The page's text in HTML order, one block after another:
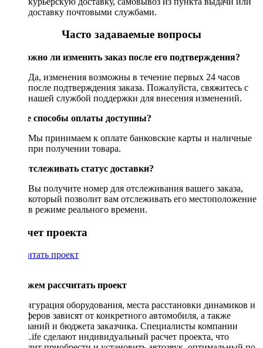
доставку почтовыми службами.
Часто задаваемые вопросы
Возможно ли изменить заказ после его подтверждения?
Да, изменения возможны в течение первых 24 часов
после подтверждения заказа. Пожалуйста, свяжитесь с
нашей службой поддержки для внесения изменений.
Какие способы оплаты доступны?
Мы принимаем к оплате банковские карты и наличные
при получении товара.
Как отслеживать статус доставки?
Вы получите номер для отслеживания вашего заказа,
который позволит вам отслеживать его местоположение
в режиме реального времени.
Рассчет проекта
Рассчитать проект
Поможем рассчитать проект
Конфигурация оборудования, места расстановки динамиков и
сабвуферов зависят от конкретного автомобиля, а также
пожеланий и бюджета заказчика. Специалисты компании
DriveLife сделают индивидуальный расчет проекта, что